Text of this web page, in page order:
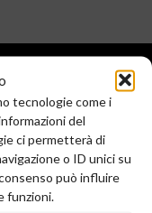
tecnologie come i
del
ci permetterà di
o ID unici su
può influire
funzioni.